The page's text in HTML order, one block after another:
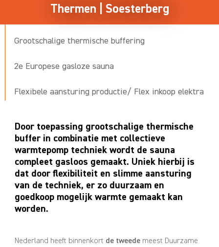
Thermen | Soesterberg
Grootschalige thermische buffering
2e Europese gasloze sauna
Flexibele aansturing productie/ Flex inkoop elektra
Door toepassing grootschalige thermische
buffer in combinatie met collectieve
warmtepomp techniek wordt de sauna
compleet gasloos gemaakt. Uniek hierbij is
dat door flexibiliteit en slimme aansturing
van de techniek, er zo duurzaam en
goedkoop mogelijk warmte gemaakt kan
worden.
Nederland heeft binnenkort de tweede meest Duurzame